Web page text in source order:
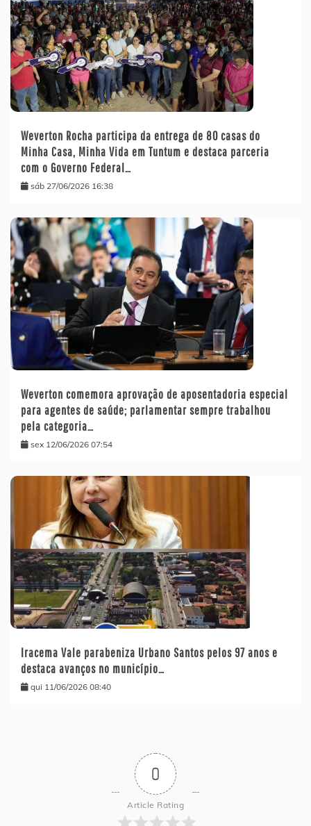
Weverton Rocha participa da entrega de 80 casas do
Minha Casa, Minha Vida em Tuntum e destaca parceria
com o Governo Federal…
sáb 27/06/2026 16:38
Weverton comemora aprovação de aposentadoria especial
para agentes de saúde; parlamentar sempre trabalhou
pela categoria…
sex 12/06/2026 07:54
Iracema Vale parabeniza Urbano Santos pelos 97 anos e
destaca avanços no município…
qui 11/06/2026 08:40
0
Article Rating